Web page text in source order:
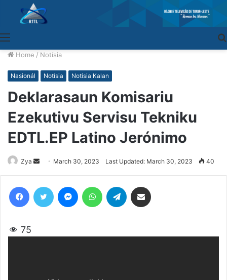
Home / Notísia
Nasionál Notísia Notísia Kalan
Deklarasaun Komisariu
Ezekutivu Servisu Tekniku
EDTL.EP Latino Jerónimo
Zya
Send
an
email
March 30, 2023 Last Updated: March 30, 2023 40
75